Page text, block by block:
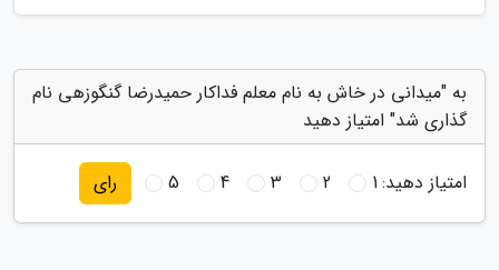
به "میدانی در خاش به نام معلم فداکار حمیدرضا گنگوزهی نام
گذاری شد" امتیاز دهید
امتیاز دهید:1
2
3
4
5 رای